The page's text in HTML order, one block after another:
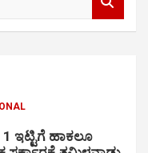
ಇಟ್ಟಿಗೆ ಹಾಕಲೂ